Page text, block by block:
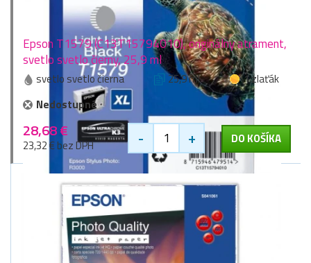
Epson T1579 (C13T15794010), originálny atrament,
svetlo svetlo čierny, 25,9 ml
svetlo svetlo čierna 25,9 ml
1 zlaťák
Nedostupné
28,68 €
23,32 € bez DPH - + DO KOŠÍKA